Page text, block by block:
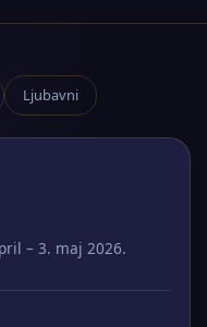
Ljubavni
– 3. maj 2026.